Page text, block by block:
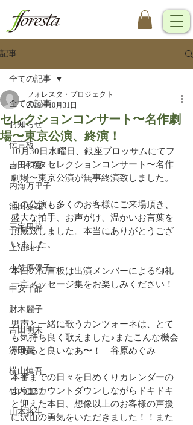
記事
全ての記事
お知らせ
伝言板
吉田和夏
内海万里子
池田史花
三宅里菜
上沼純子
小笠原優子
中安千晶
財木麗子
吉田明未
澤田薫
横山慎吾
竹内直紀
山本将生
全ての記事
セレクションコンサート〜名作劇
場〜東京公演、終演！
フォレスタ・プロジェクト
2019年10月31日
10月30日水曜日、銀座ブロッサムにてフ
ォレスタセレクションコンサート〜名作
劇場〜東京公演が無事終演致しました。
この公演も多くのお客様にご来場頂き、
盛大な拍手、お声がけ、温かいお言葉を
頂戴致しました。本当にありがとうござ
いました。
本日の伝言板は出演メンバーによる御礼
一言メッセージ集をお楽しみください！
男声と一緒に歌うカンツォーネは、とて
も気持ち良く歌えました♪またこんな機会
があると良いなあ〜！　谷原めぐみ
本番までの日々を日めくりカレンダーの
ようにカウントダウンしながらドキドキ
と迎えた本日、想像以上のお客様の声援
に沢山の勇気をいただきました！！また